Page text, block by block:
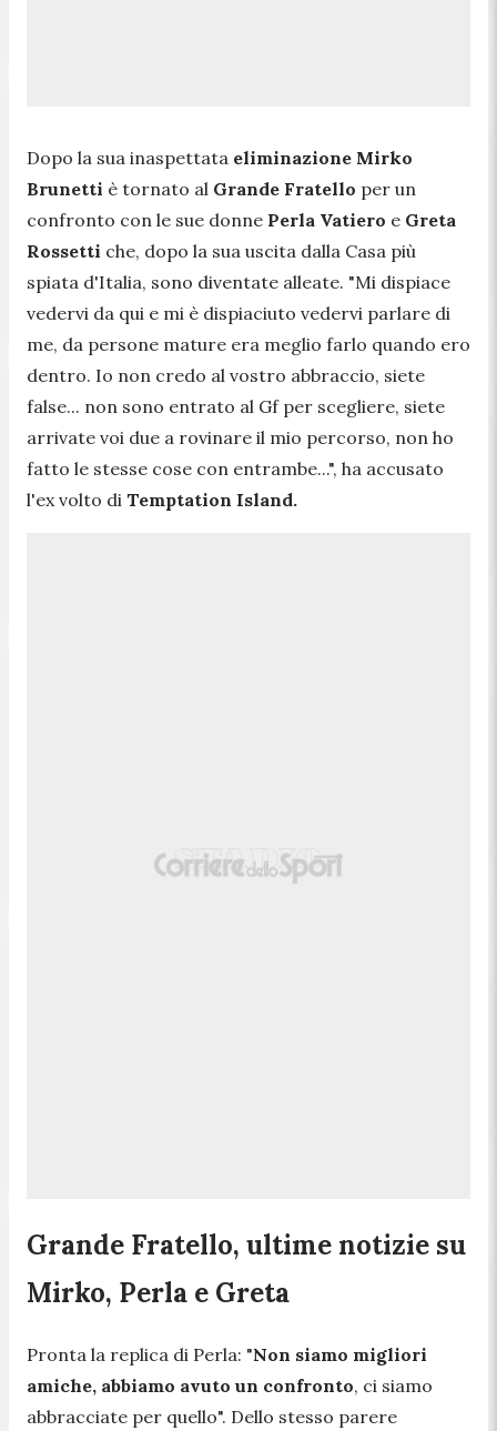
Dopo la sua inaspettata eliminazione Mirko
Brunetti è tornato al Grande Fratello per un
confronto con le sue donne Perla Vatiero e Greta
Rossetti che, dopo la sua uscita dalla Casa più
spiata d'Italia, sono diventate alleate. "Mi dispiace
vedervi da qui e mi è dispiaciuto vedervi parlare di
me, da persone mature era meglio farlo quando ero
dentro. Io non credo al vostro abbraccio, siete
false... non sono entrato al Gf per scegliere, siete
arrivate voi due a rovinare il mio percorso, non ho
fatto le stesse cose con entrambe...", ha accusato
l'ex volto di Temptation Island.
Grande Fratello, ultime notizie su
Mirko, Perla e Greta
Pronta la replica di Perla: "Non siamo migliori
amiche, abbiamo avuto un confronto, ci siamo
abbracciate per quello". Dello stesso parere